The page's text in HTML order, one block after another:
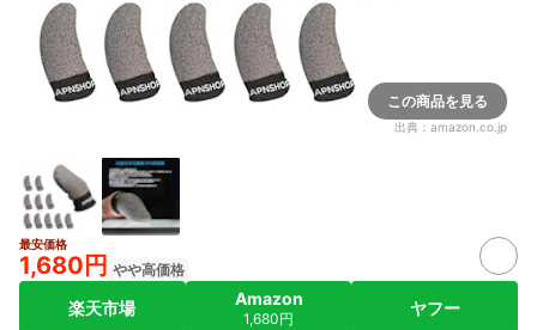
この商品を見る
出典： amazon.co.jp
最安価格
1,680円 やや高価格
楽天市場 Amazon
1,680円
ヤフー